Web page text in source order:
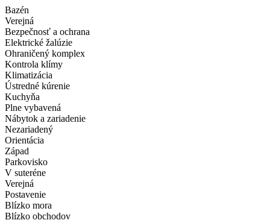
Bazén
Verejná
Bezpečnosť a ochrana
Elektrické žalúzie
Ohraničený komplex
Kontrola klímy
Klimatizácia
Ústredné kúrenie
Kuchyňa
Plne vybavená
Nábytok a zariadenie
Nezariadený
Orientácia
Západ
Parkovisko
V suteréne
Verejná
Postavenie
Blízko mora
Blízko obchodov